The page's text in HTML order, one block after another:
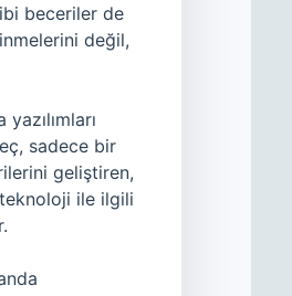
beceriler de
değil,
sadece bir
geliştiren,
ile ilgili